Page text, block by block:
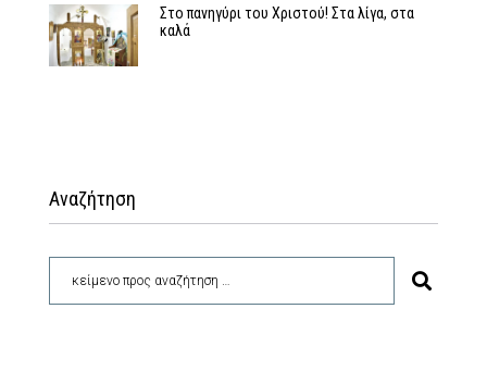
Στο πανηγύρι του Χριστού! Στα λίγα, στα
καλά
Αναζήτηση